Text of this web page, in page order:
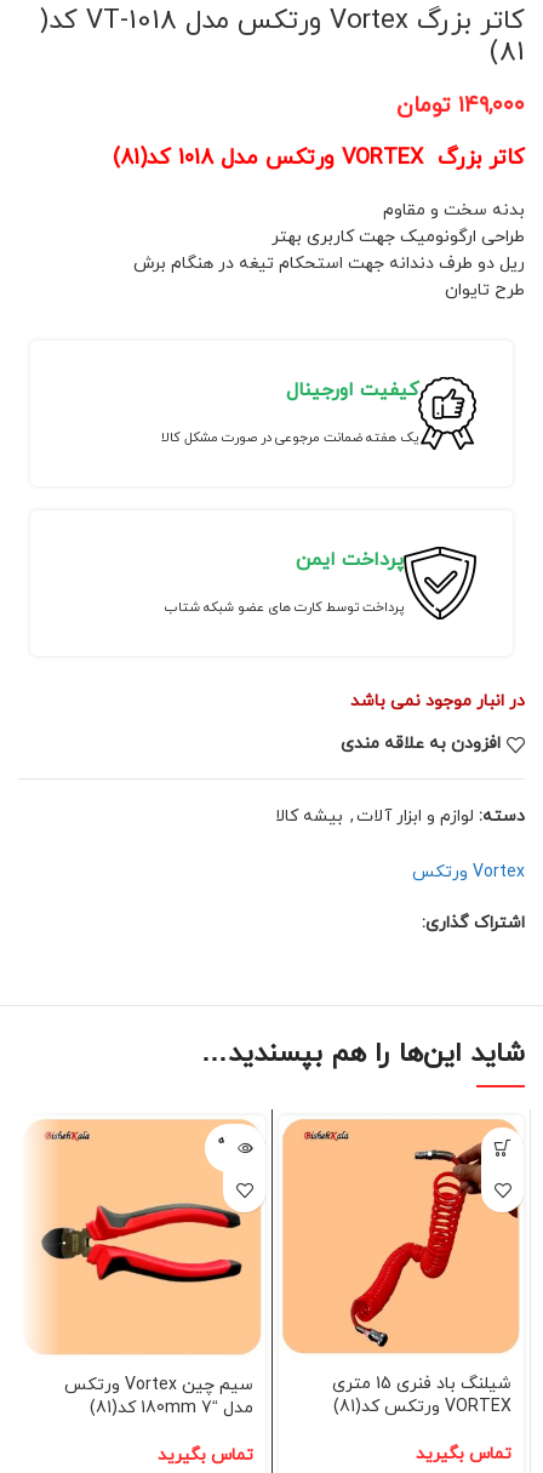
کاتر بزرگ Vortex ورتکس مدل VT-1018 کد(
81)
۱۴۹,۰۰۰ تومان
کاتر بزرگ VORTEX ورتکس مدل 1018 کد(81)
بدنه سخت و مقاوم
طراحی ارگونومیک جهت کاربری بهتر
ریل دو طرف دندانه جهت استحکام تیغه در هنگام برش
طرح تایوان
کیفیت اورجینال
یک هفته ضمانت مرجوعی در صورت مشکل کالا
پرداخت ایمن
پرداخت توسط کارت های عضو شبکه شتاب
در انبار موجود نمی باشد
افزودن به علاقه مندی
دسته: لوازم و ابزار آلات, بیشه کالا
Vortex ورتکس
اشتراک گذاری:
شاید این‌ها را هم بپسندید…
شیلنگ باد فنری 15 متری
VORTEX ورتکس کد(81)
تماس بگیرید
فروخته
شده
سیم چین Vortex ورتکس
مدل “7 180mm کد(81)
تماس بگیرید